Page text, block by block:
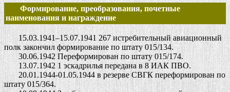
Формирование, преобразования, почетные
наименования и награждение
15.03.1941–15.07.1941 267 истребительный авиационный
полк закончил формирование по штату 015/134.
30.06.1942 Переформирован по штату 015/174.
13.07.1942 1 эскадрилья передана в 8 ИАК ПВО.
20.01.1944-01.05.1944 в резерве СВГК переформирован по
штату 015/364.